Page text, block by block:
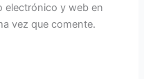
electrónico y web en
vez que comente.